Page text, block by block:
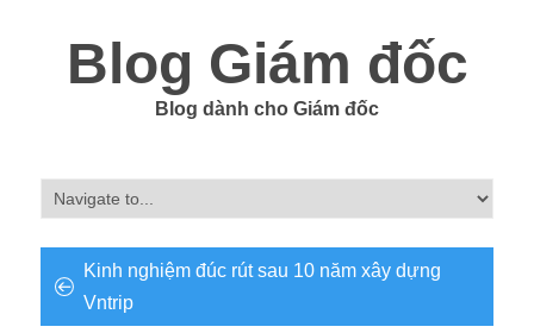
Blog Giám đốc
Blog dành cho Giám đốc
Kinh nghiệm đúc rút sau 10 năm xây dựng
Vntrip